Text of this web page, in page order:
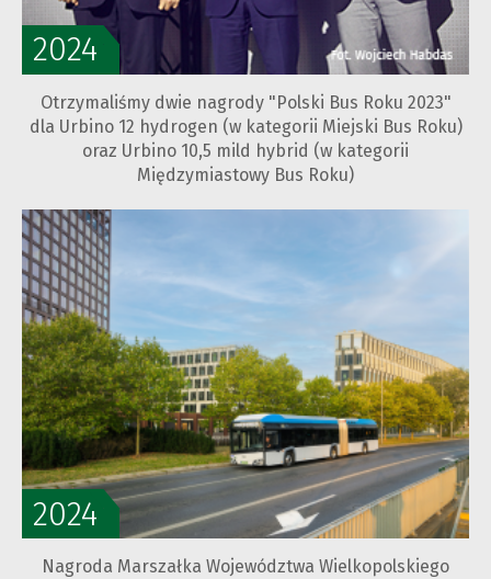
2024
Otrzymaliśmy dwie nagrody "Polski Bus Roku 2023"
dla Urbino 12 hydrogen (w kategorii Miejski Bus Roku)
oraz Urbino 10,5 mild hybrid (w kategorii
Międzymiastowy Bus Roku)
2024
Nagroda Marszałka Województwa Wielkopolskiego